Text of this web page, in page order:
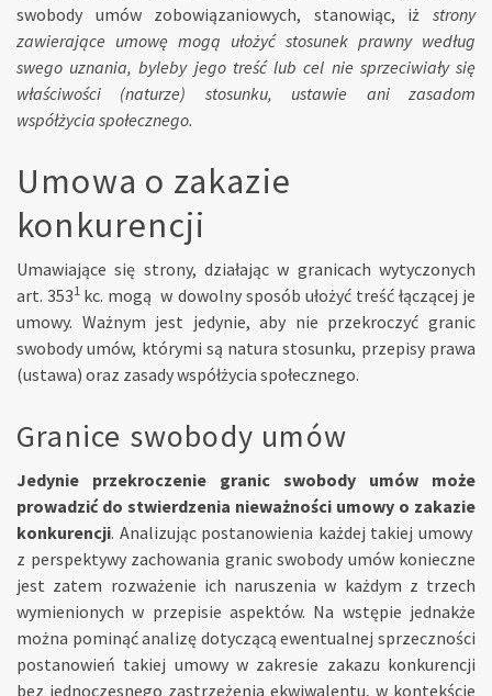
swobody umów zobowiązaniowych, stanowiąc, iż strony
zawierające umowę mogą ułożyć stosunek prawny według
swego uznania, byleby jego treść lub cel nie sprzeciwiały się
właściwości (naturze) stosunku, ustawie ani zasadom
współżycia społecznego.
Umowa o zakazie
konkurencji
Umawiające się strony, działając w granicach wytyczonych
art. 3531 kc. mogą w dowolny sposób ułożyć treść łączącej je
umowy. Ważnym jest jedynie, aby nie przekroczyć granic
swobody umów, którymi są natura stosunku, przepisy prawa
(ustawa) oraz zasady współżycia społecznego.
Granice swobody umów
Jedynie przekroczenie granic swobody umów może
prowadzić do stwierdzenia nieważności umowy o zakazie
konkurencji. Analizując postanowienia każdej takiej umowy
z perspektywy zachowania granic swobody umów konieczne
jest zatem rozważenie ich naruszenia w każdym z trzech
wymienionych w przepisie aspektów. Na wstępie jednakże
można pominąć analizę dotyczącą ewentualnej sprzeczności
postanowień takiej umowy w zakresie zakazu konkurencji
bez jednoczesnego zastrzeżenia ekwiwalentu, w kontekście